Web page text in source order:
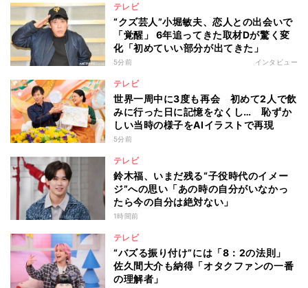
テレビ
“クズ芸人”小堀敏夫、恋人との出会いで
「覚醒」 6年追ってきた取材Dが驚く変
化「初めていい部分が出てきた」
5分前 インタビュー
テレビ
世界一周中に3度も再会 初めて2人で飲
みに行った日に記憶をなくし… 恥ずか
しい当時の様子をAIイラストで再現
5分前
テレビ
鈴木福、いまだ残る“子役時代のイメー
ジ”への思い「あの時の自分がいなかっ
たら今の自分は絶対ない」
1時間前
テレビ
“バズる振り付け”には「8：2の法則」
佐久間大介も納得「オタクファンの一番
の理解者」